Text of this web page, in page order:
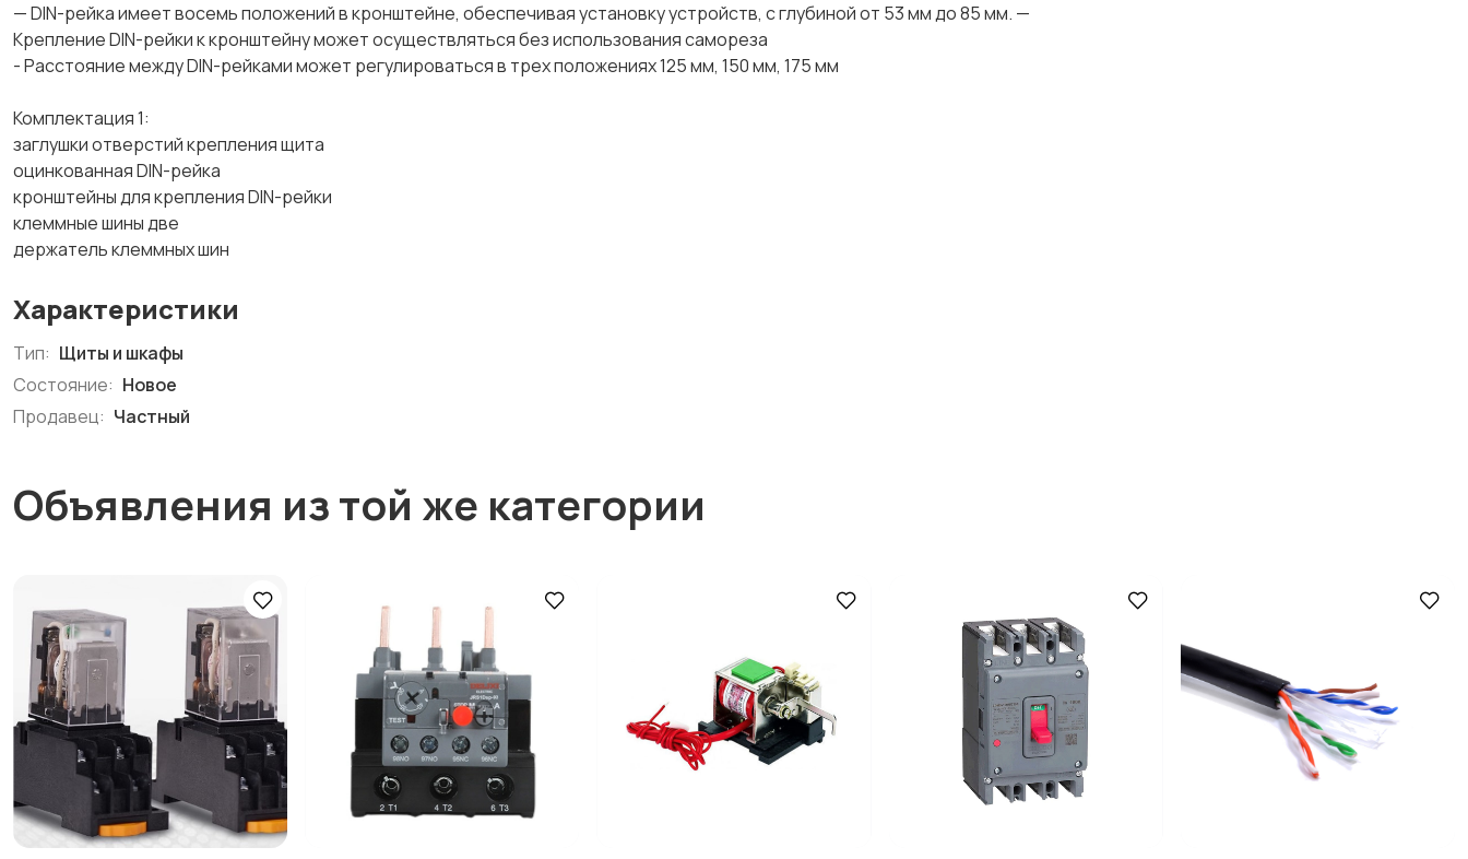
— DIN-рейка имеет восемь положений в кронштейне, обеспечивая установку устройств, с глубиной от 53 мм до 85 мм. —
Крепление DIN-рейки к кронштейну может осуществляться без использования самореза
- Расстояние между DIN-рейками может регулироваться в трех положениях 125 мм, 150 мм, 175 мм
Комплектация 1:
заглушки отверстий крепления щита
оцинкованная DIN-рейка
кронштейны для крепления DIN-рейки
клеммные шины две
держатель клеммных шин
Характеристики
Тип: Щиты и шкафы
Состояние: Новое
Продавец: Частный
Объявления из той же категории